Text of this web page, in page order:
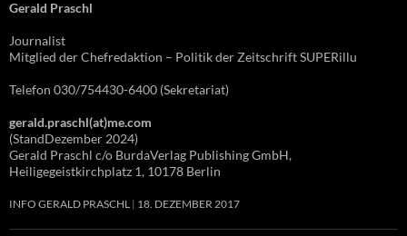
Gerald Praschl
Journalist
Mitglied der Chefredaktion – Politik der Zeitschrift SUPERillu
Telefon 030/754430-6400 (Sekretariat)
gerald.praschl(at)me.com
(StandDezember 2024)
Gerald Praschl c/o BurdaVerlag Publishing GmbH,
Heiligegeistkirchplatz 1, 10178 Berlin
INFO GERALD PRASCHL 18. DEZEMBER 2017